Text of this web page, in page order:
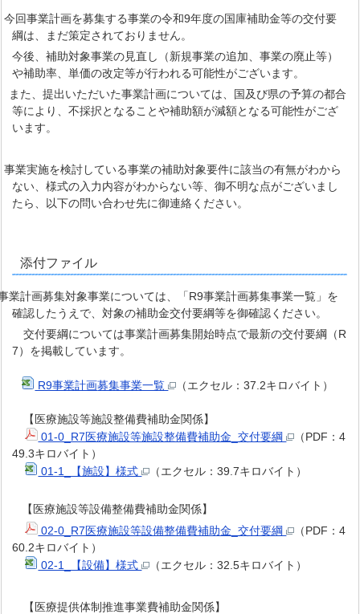
回事業計画を募集する事業の令和9年度の国庫補助金等の交付要
綱は、まだ策定されておりません。
今後、補助対象事業の見直し（新規事業の追加、事業の廃止等）
や補助率、単価の改定等が行われる可能性がございます。
、提出いただいた事業計画については、国及び県の予算の都合
等により、不採択となることや補助額が減額となる可能性がござ
います。
業実施を検討している事業の補助対象要件に該当の有無がわから
ない、様式の入力内容がわからない等、御不明な点がございまし
たら、以下の問い合わせ先に御連絡ください。
添付ファイル
計画募集対象事業については、「R9事業計画募集事業一覧」を
確認したうえで、対象の補助金交付要綱等を御確認ください。
交付要綱については事業計画募集開始時点で最新の交付要綱（R
7）を掲載しています。
R9事業計画募集事業一覧 （エクセル：37.2キロバイト）
【医療施設等施設整備費補助金関係】
01-0_R7医療施設等施設整備費補助金_交付要綱
（PDF：4
49.3キロバイト）
01-1_【施設】様式
（エクセル：39.7キロバイト）
【医療施設等設備整備費補助金関係】
02-0_R7医療施設等設備整備費補助金_交付要綱
（PDF：4
60.2キロバイト）
02-1_【設備】様式
（エクセル：32.5キロバイト）
【医療提供体制推進事業費補助金関係】